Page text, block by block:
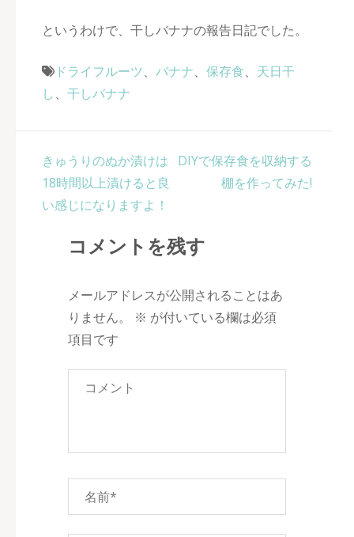
というわけで、干しバナナの報告日記でした。
ドライフルーツ、 バナナ、 保存食、 天日干
し、 干しバナナ
投
稿
ナ
きゅうりのぬか漬けは
18時間以上漬けると良
い感じになりますよ！
DIYで保存食を収納する
棚を作ってみた!
コメントを残す
メールアドレスが公開されることはあ
りません。
※ が付いている欄は必須
項目です